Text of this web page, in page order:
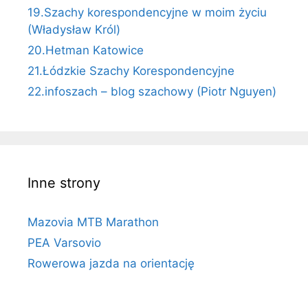
19.Szachy korespondencyjne w moim życiu
(Władysław Król)
20.Hetman Katowice
21.Łódzkie Szachy Korespondencyjne
22.infoszach – blog szachowy (Piotr Nguyen)
Inne strony
Mazovia MTB Marathon
PEA Varsovio
Rowerowa jazda na orientację